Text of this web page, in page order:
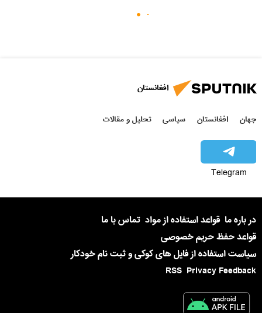
افغانستان
جهان افغانستان سیاسی تحلیل و مقالات
Telegram
در باره ما قواعد استفاده از مواد تماس با ما
قواعد حفظ حریم خصوصی
سیاست استفاده از فایل های کوکی و ثبت نام خودکار
Privacy Feedback
RSS